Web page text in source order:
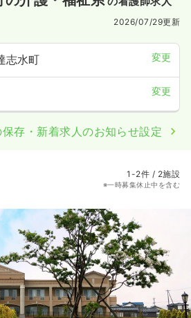
2026/07/29更新
志水町 変更
変更
存・新着求人のお知らせ設定
1-2件 / 2施設
※一時募集休止中を含む